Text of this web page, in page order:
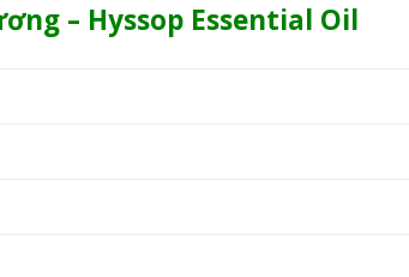
– Hyssop Essential Oil